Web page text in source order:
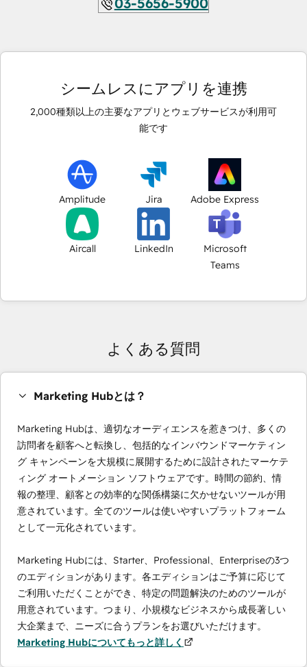
シームレスにアプリを連携
2,000種類以上の主要なアプリとウェブサービスが利用可
能です
Amplitude Jira Adobe Express
Aircall LinkedIn
Microsoft
Teams
よくある質問
Marketing Hubとは？
Marketing Hubは、適切なオーディエンスを惹きつけ、多くの
訪問者を顧客へと転換し、包括的なインバウンドマーケティン
グ キャンペーンを大規模に展開するために設計されたマーケテ
ィング オートメーション ソフトウェアです。時間の節約、情
報の整理、顧客との効率的な関係構築に欠かせないツールが用
意されています。全てのツールは使いやすいプラットフォーム
として一元化されています。
Marketing Hubには、Starter、Professional、Enterpriseの3つ
のエディションがあります。各エディションはご予算に応じて
ご利用いただくことができ、特定の問題解決のためのツールが
用意されています。つまり、小規模なビジネスから成長著しい
大企業まで、ニーズに合うプランをお選びいただけます。
Marketing Hubについてもっと詳しく